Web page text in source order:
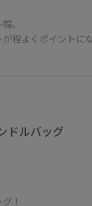
。
程よくポイントに
ドルバッグ
！